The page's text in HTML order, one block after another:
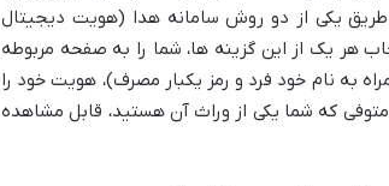
طریق یکی از دو روش سامانه هدا (هویت دیجیتال
هر یک از این گزینه ها، شما را به صفحه مربوطه
به نام خود فرد و رمز یکبار مصرف)، هویت خود را
که شما یکی از وراث آن هستید، قابل مشاهده